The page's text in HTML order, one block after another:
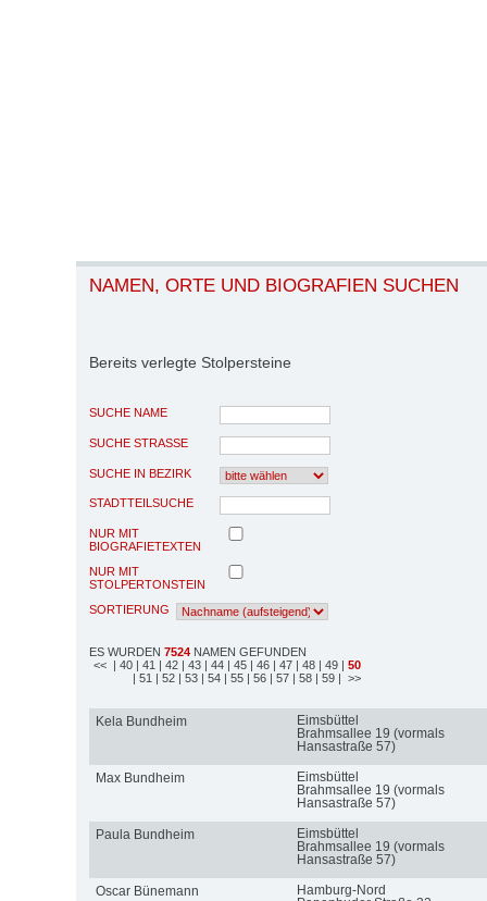
NAMEN, ORTE UND BIOGRAFIEN SUCHEN
Bereits verlegte Stolpersteine
SUCHE NAME
SUCHE STRASSE
SUCHE IN BEZIRK
STADTTEILSUCHE
NUR MIT
BIOGRAFIETEXTEN
NUR MIT
STOLPERTONSTEIN
SORTIERUNG
ES WURDEN 7524 NAMEN GEFUNDEN
<< | 40 | 41 | 42 | 43 | 44 | 45 | 46 | 47 | 48 | 49 | 50
| 51 | 52 | 53 | 54 | 55 | 56 | 57 | 58 | 59 | >>
Kela Bundheim
Eimsbüttel
Brahmsallee 19 (vormals
Hansastraße 57)
Max Bundheim
Eimsbüttel
Brahmsallee 19 (vormals
Hansastraße 57)
Paula Bundheim
Eimsbüttel
Brahmsallee 19 (vormals
Hansastraße 57)
Oscar Bünemann
Hamburg-Nord